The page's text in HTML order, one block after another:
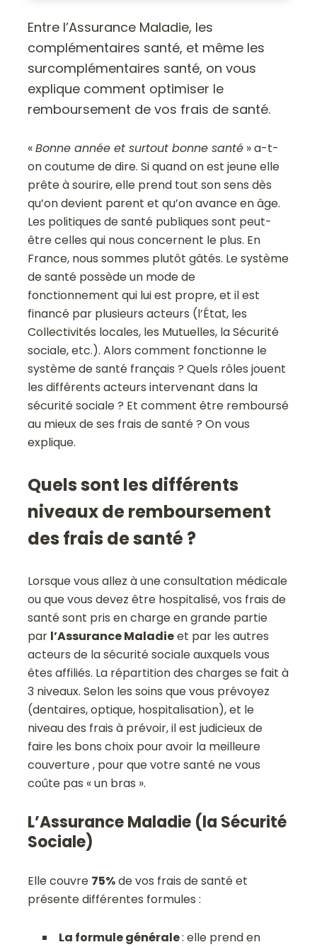
Entre l’Assurance Maladie, les
complémentaires santé, et même les
surcomplémentaires santé, on vous
explique comment optimiser le
remboursement de vos frais de santé.
«Bonne année et surtout bonne santé » a-t-
on coutume de dire. Si quand on est jeune elle
prête à sourire, elle prend tout son sens dès
qu’on devient parent et qu’on avance en âge.
Les politiques de santé publiques sont peut-
être celles qui nous concernent le plus. En
France, nous sommes plutôt gâtés. Le système
de santé possède un mode de
fonctionnement qui lui est propre, et il est
financé par plusieurs acteurs (l’État, les
Collectivités locales, les Mutuelles, la Sécurité
sociale, etc.). Alors comment fonctionne le
système de santé français ? Quels rôles jouent
les différents acteurs intervenant dans la
sécurité sociale ? Et comment être remboursé
au mieux de ses frais de santé ? On vous
explique.
Quels sont les différents
niveaux de remboursement
des frais de santé ?
Lorsque vous allez à une consultation médicale
ou que vous devez être hospitalisé, vos frais de
santé sont pris en charge en grande partie
par l’Assurance Maladieet par les autres
acteurs de la sécurité sociale auxquels vous
êtes affiliés. La répartition des charges se fait à
3 niveaux. Selon les soins que vous prévoyez
(dentaires, optique, hospitalisation), et le
niveau des frais à prévoir, il est judicieux de
faire les bons choix pour avoir la meilleure
couverture , pour que votre santé ne vous
coûte pas « un bras ».
L’Assurance Maladie (la Sécurité
Sociale)
Elle couvre 75%de vos frais de santé et
présente différentes formules :
La formule générale: elle prend en